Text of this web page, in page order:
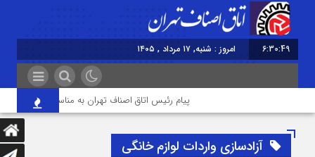
6:30:49 امروز : شنبه, ۱۷ مرداد , ۱۴۰۵
پیام رئیس اتاق اصناف تهران به مناسبت روز خبرنگار
آزادسازی واردات لوازم خانگی